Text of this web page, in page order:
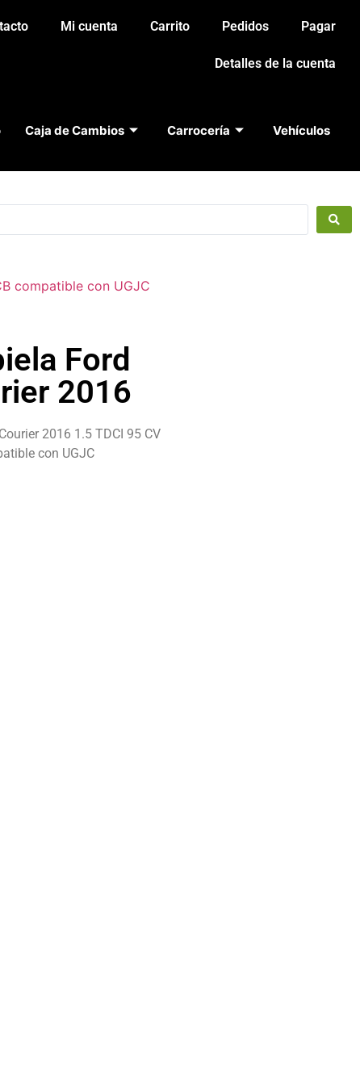
Mi cuenta Carrito Pedidos Pagar
Detalles de la cuenta
Caja de Cambios Carrocería Vehículos
compatible con UGJC
Ford
2016
2016 1.5 TDCI 95 CV
con UGJC